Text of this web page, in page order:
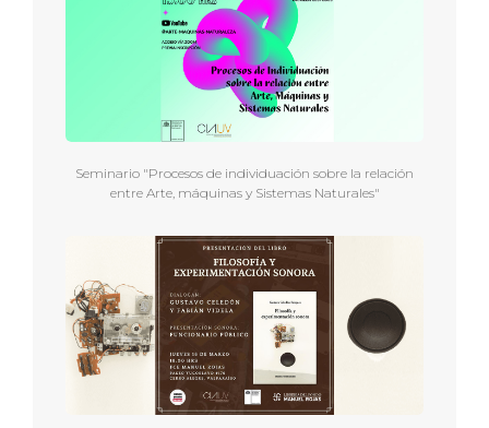
Seminario "Procesos de individuación sobre la relación
entre Arte, máquinas y Sistemas Naturales"